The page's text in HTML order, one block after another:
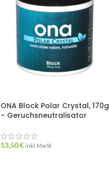
ONA Block Polar Crystal, 170g
– Geruchsneutralisator
13,50€ inkl. MwSt